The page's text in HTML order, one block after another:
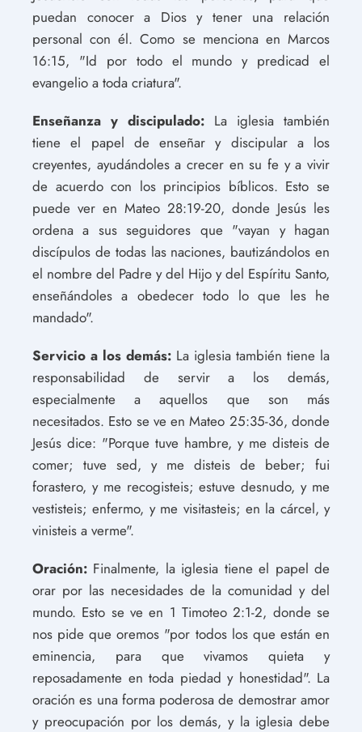
puedan conocer a Dios y tener una relación
personal con él. Como se menciona en Marcos
16:15, "Id por todo el mundo y predicad el
evangelio a toda criatura".
Enseñanza y discipulado: La iglesia también
tiene el papel de enseñar y discipular a los
creyentes, ayudándoles a crecer en su fe y a vivir
de acuerdo con los principios bíblicos. Esto se
puede ver en Mateo 28:19-20, donde Jesús les
ordena a sus seguidores que "vayan y hagan
discípulos de todas las naciones, bautizándolos en
el nombre del Padre y del Hijo y del Espíritu Santo,
enseñándoles a obedecer todo lo que les he
mandado".
Servicio a los demás: La iglesia también tiene la
responsabilidad de servir a los demás,
especialmente a aquellos que son más
necesitados. Esto se ve en Mateo 25:35-36, donde
Jesús dice: "Porque tuve hambre, y me disteis de
comer; tuve sed, y me disteis de beber; fui
forastero, y me recogisteis; estuve desnudo, y me
vestisteis; enfermo, y me visitasteis; en la cárcel, y
vinisteis a verme".
Oración: Finalmente, la iglesia tiene el papel de
orar por las necesidades de la comunidad y del
mundo. Esto se ve en 1 Timoteo 2:1-2, donde se
nos pide que oremos "por todos los que están en
eminencia, para que vivamos quieta y
reposadamente en toda piedad y honestidad". La
oración es una forma poderosa de demostrar amor
y preocupación por los demás, y la iglesia debe